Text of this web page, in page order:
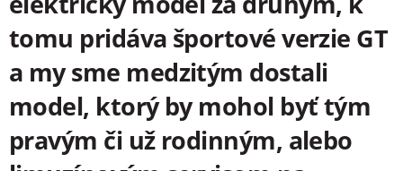
tomu pridáva športové verzie GT
a my sme medzitým dostali
model, ktorý by mohol byť tým
pravým či už rodinným, alebo